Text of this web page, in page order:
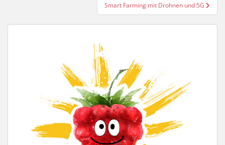
Smart Farming mit Drohnen und 5G